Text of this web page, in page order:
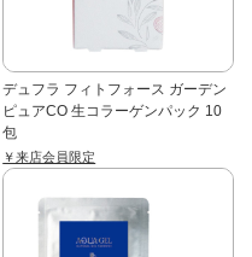
デュフラ フィトフォース ガーデン
ピュアCO 生コラーゲンパック 10
包
￥来店会員限定